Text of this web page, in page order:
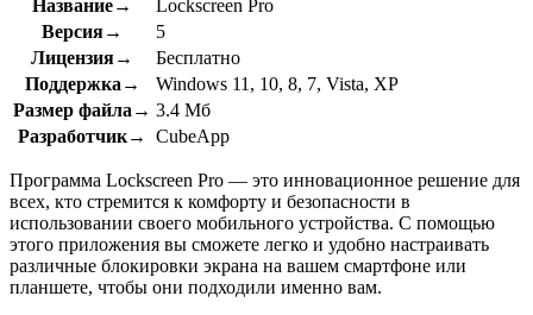
Название→
Lockscreen Pro
Версия→
5
Лицензия→
Бесплатно
Поддержка→
Windows 11, 10, 8, 7, Vista, XP
Размер файла→ 3.4 Мб
Разработчик→
CubeApp
Программа Lockscreen Pro — это инновационное решение для
всех, кто стремится к комфорту и безопасности в
использовании своего мобильного устройства. С помощью
этого приложения вы сможете легко и удобно настраивать
различные блокировки экрана на вашем смартфоне или
планшете, чтобы они подходили именно вам.